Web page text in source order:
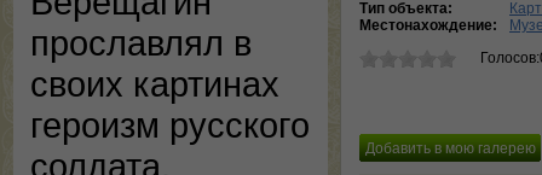
прославлял в
своих картинах
героизм русского
солдата.
Тип объекта:
Местонахождение: